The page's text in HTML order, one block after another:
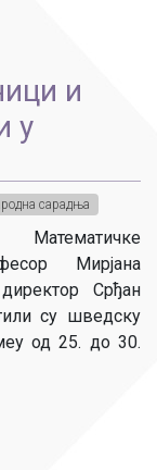
и
у
сарадња
Мирјана
Срђан
су шведску
од 25. до 30.